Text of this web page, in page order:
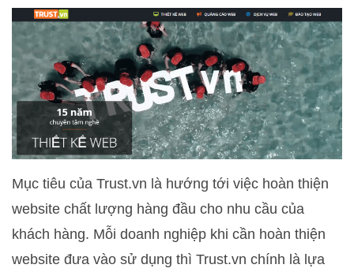
Mục tiêu của Trust.vn là hướng tới việc hoàn thiện
website chất lượng hàng đầu cho nhu cầu của
khách hàng. Mỗi doanh nghiệp khi cần hoàn thiện
website đưa vào sử dụng thì Trust.vn chính là lựa